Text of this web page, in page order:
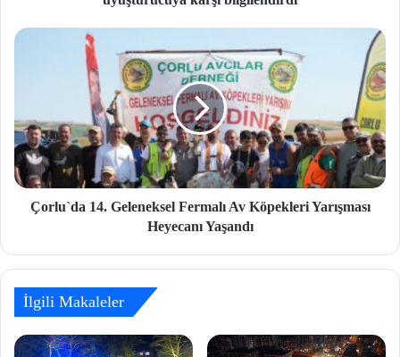
Çorlu`da 14. Geleneksel Fermalı Av Köpekleri Yarışması
Heyecanı Yaşandı
İlgili Makaleler